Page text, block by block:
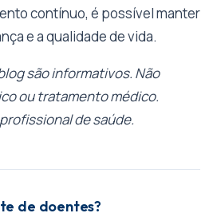
contínuo, é possível manter
e a qualidade de vida.
são informativos. Não
ou tratamento médico.
de saúde.
de doentes?